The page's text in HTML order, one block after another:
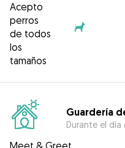
Acepto
perros
de todos
los
tamaños
Guardería
Durante el día